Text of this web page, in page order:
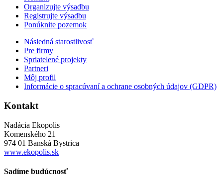
Organizujte výsadbu
Registrujte výsadbu
Ponúknite pozemok
Následná starostlivosť
Pre firmy
Spriatelené projekty
Partneri
Môj profil
Informácie o spracúvaní a ochrane osobných údajov (GDPR)
Kontakt
Nadácia Ekopolis
Komenského 21
974 01 Banská Bystrica
www.ekopolis.sk
Sadíme budúcnosť